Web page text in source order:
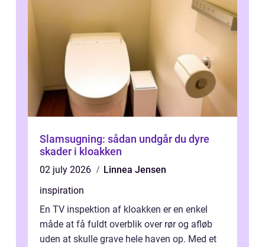
Slamsugning: sådan undgår du dyre
skader i kloakken
02 july 2026
Linnea Jensen
inspiration
En TV inspektion af kloakken er en enkel
måde at få fuldt overblik over rør og afløb
uden at skulle grave hele haven op. Med et